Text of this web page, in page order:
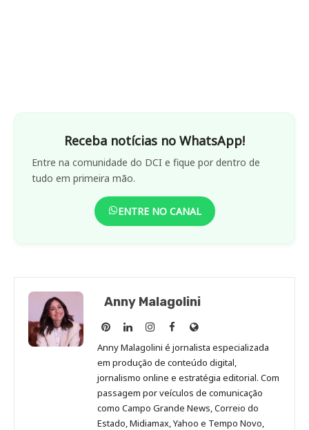
Receba notícias no WhatsApp!
Entre na comunidade do DCI e fique por dentro de
tudo em primeira mão.
ENTRE NO CANAL
Anny Malagolini
Anny
Malagolini
no
Pinterest
Anny
Malagolini
no
LinkedIn
Anny
Malagolini
no
Instagram
Anny
Malagolini
no
Facebook
Site
de
Anny
Malagolini
Anny Malagolini é jornalista especializada
em produção de conteúdo digital,
jornalismo online e estratégia editorial. Com
passagem por veículos de comunicação
como Campo Grande News, Correio do
Estado, Midiamax, Yahoo e Tempo Novo,